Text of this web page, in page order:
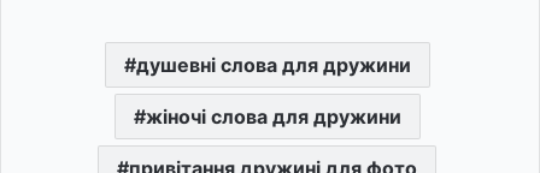
душевні слова для дружини
жіночі слова для дружини